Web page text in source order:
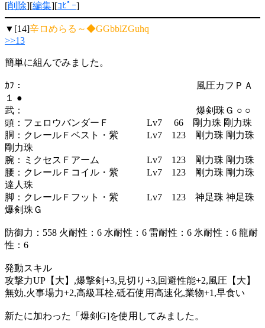
[削除][編集][ｺﾋﾟｰ]
▼[14]辛ロめらる～◆GGbblZGuhq
>>13
簡単に組んでみました。
ｶﾌ： 風圧カフＰＡ
１ ●
武： 爆剣珠Ｇ ○ ○
頭：フェロウバンダーＦ Lv7 66 剛力珠 剛力珠
胴：クレールＦベスト・紫 Lv7 123 剛力珠 剛力珠
剛力珠
腕：ミクセスＦアーム Lv7 123 剛力珠 剛力珠
腰：クレールＦコイル・紫 Lv7 123 剛力珠 剛力珠
達人珠
脚：クレールＦフット・紫 Lv7 123 神足珠 神足珠
爆剣珠Ｇ
防御力：558 火耐性：6 水耐性：6 雷耐性：6 氷耐性：6 龍耐
性：6
発動スキル
攻撃力UP【大】,爆撃剣+3,見切り+3,回避性能+2,風圧【大】
無効,火事場力+2,高級耳栓,砥石使用高速化,業物+1,早食い
新たに加わった「爆剣G]を使用してみました。